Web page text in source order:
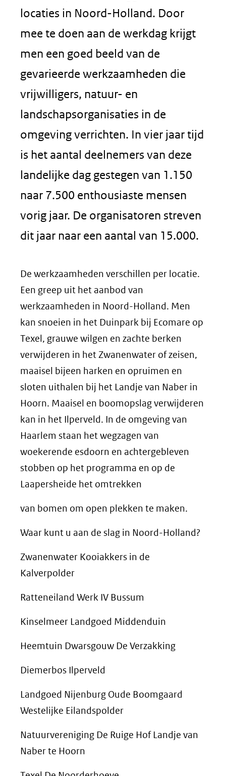
locaties in Noord-Holland. Door
mee te doen aan de werkdag krijgt
men een goed beeld van de
gevarieerde werkzaamheden die
vrijwilligers, natuur- en
landschapsorganisaties in de
omgeving verrichten. In vier jaar tijd
is het aantal deelnemers van deze
landelijke dag gestegen van 1.150
naar 7.500 enthousiaste mensen
vorig jaar. De organisatoren streven
dit jaar naar een aantal van 15.000.
De werkzaamheden verschillen per locatie.
Een greep uit het aanbod van
werkzaamheden in Noord-Holland. Men
kan snoeien in het Duinpark bij Ecomare op
Texel, grauwe wilgen en zachte berken
verwijderen in het Zwanenwater of zeisen,
maaisel bijeen harken en opruimen en
sloten uithalen bij het Landje van Naber in
Hoorn. Maaisel en boomopslag verwijderen
kan in het Ilperveld. In de omgeving van
Haarlem staan het wegzagen van
woekerende esdoorn en achtergebleven
stobben op het programma en op de
Laapersheide het omtrekken
van bomen om open plekken te maken.
Waar kunt u aan de slag in Noord-Holland?
Zwanenwater Kooiakkers in de
Kalverpolder
Ratteneiland Werk IV Bussum
Kinselmeer Landgoed Middenduin
Heemtuin Dwarsgouw De Verzakking
Diemerbos Ilperveld
Landgoed Nijenburg Oude Boomgaard
Westelijke Eilandspolder
Natuurvereniging De Ruige Hof Landje van
Naber te Hoorn